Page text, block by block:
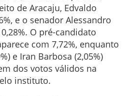
de Aracaju, Edvaldo
e o senador Alessandro
O pré-candidato
com 7,72%, enquanto
e Iran Barbosa (2,05%)
dos votos válidos na
instituto.